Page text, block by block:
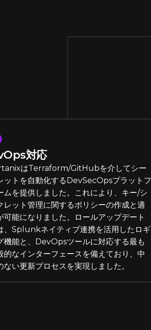
対応
はTerraform/GitHubを介してシー
ットを自動化するDevSecOpsプラットフ
ムを提供しました。これにより、キー/シ
レット管理に関するポリシーの作成と適
可能になりました。ロールアップデート
、Splunkネイティブ連携を活用したロギ
機能と、DevOpsツールに対応する最も
的なインターフェースを備えており、中
ない更新プロセスを実現しました。